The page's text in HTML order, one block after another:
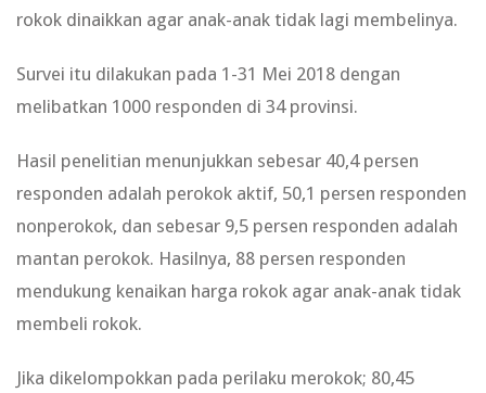
rokok dinaikkan agar anak-anak tidak lagi membelinya.
Survei itu dilakukan pada 1-31 Mei 2018 dengan
melibatkan 1000 responden di 34 provinsi.
Hasil penelitian menunjukkan sebesar 40,4 persen
responden adalah perokok aktif, 50,1 persen responden
nonperokok, dan sebesar 9,5 persen responden adalah
mantan perokok. Hasilnya, 88 persen responden
mendukung kenaikan harga rokok agar anak-anak tidak
membeli rokok.
Jika dikelompokkan pada perilaku merokok; 80,45